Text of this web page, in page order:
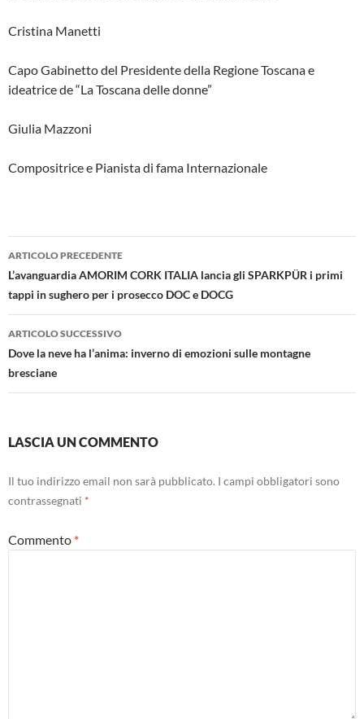
Cristina Manetti
Capo Gabinetto del Presidente della Regione Toscana e
ideatrice de “La Toscana delle donne”
Giulia Mazzoni
Compositrice e Pianista di fama Internazionale
Navigazione
articolo
ARTICOLO PRECEDENTE
L’avanguardia AMORIM CORK ITALIA lancia gli SPARKPÜR i primi
tappi in sughero per i prosecco DOC e DOCG
ARTICOLO SUCCESSIVO
Dove la neve ha l’anima: inverno di emozioni sulle montagne
bresciane
LASCIA UN COMMENTO
Il tuo indirizzo email non sarà pubblicato. I campi obbligatori sono
contrassegnati *
Commento *